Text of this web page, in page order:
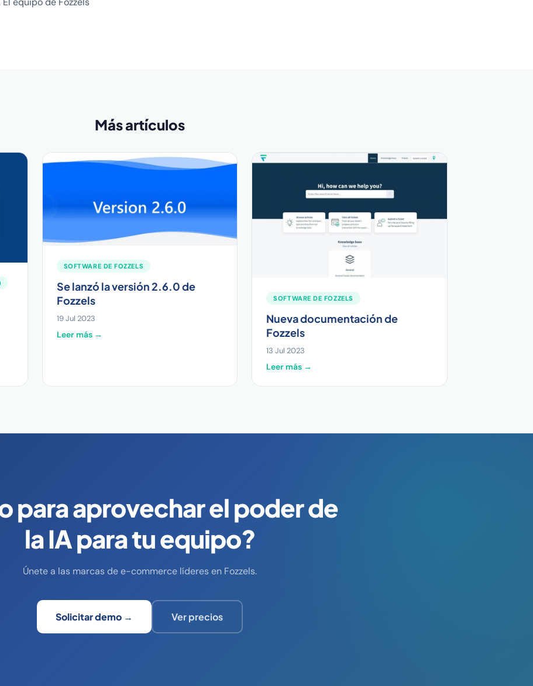
Más artículos
SOFTWARE DE FOZZELS
Se lanzó la versión 2.6.0 de
Fozzels
19 Jul 2023
Leer más →
SOFTWARE DE FOZZELS
Nueva documentación de
Fozzels
13 Jul 2023
Leer más →
para aprovechar el poder de
la IA para tu equipo?
Únete a las marcas de e-commerce líderes en Fozzels.
Solicitar demo → Ver precios